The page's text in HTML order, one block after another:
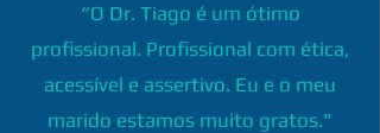
“O Dr. Tiago é um ótimo
profissional. Profissional com ética,
acessível e assertivo. Eu e o meu
marido estamos muito gratos."